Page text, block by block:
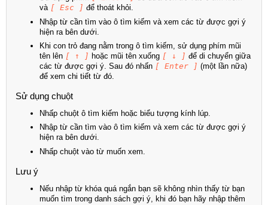
và [ Esc ] để thoát khỏi.
Nhập từ cần tìm vào ô tìm kiếm và xem các từ được gợi ý
hiện ra bên dưới.
Khi con trỏ đang nằm trong ô tìm kiếm, sử dụng phím mũi
tên lên [ ↑ ] hoặc mũi tên xuống [ ↓ ] để di chuyển giữa
các từ được gợi ý. Sau đó nhấn [ Enter ] (một lần nữa)
để xem chi tiết từ đó.
Sử dụng chuột
Nhấp chuột ô tìm kiếm hoặc biểu tượng kính lúp.
Nhập từ cần tìm vào ô tìm kiếm và xem các từ được gợi ý
hiện ra bên dưới.
Nhấp chuột vào từ muốn xem.
Lưu ý
Nếu nhập từ khóa quá ngắn bạn sẽ không nhìn thấy từ bạn
muốn tìm trong danh sách gợi ý, khi đó bạn hãy nhập thêm